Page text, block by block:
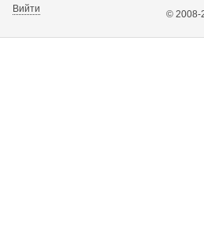
Вийти
© 2008-